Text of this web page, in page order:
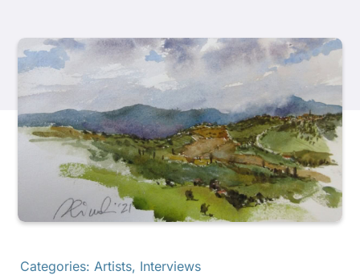
Продукти
Події
Блог
Ресурси
Categories: Artists, Interviews